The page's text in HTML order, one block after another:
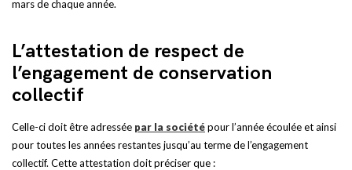
mars de chaque année.
L’attestation de respect de
l’engagement de conservation
collectif
Celle-ci doit être adressée par la sociétépour l’année écoulée et ainsi
pour toutes les années restantes jusqu’au terme de l’engagement
collectif. Cette attestation doit préciser que :